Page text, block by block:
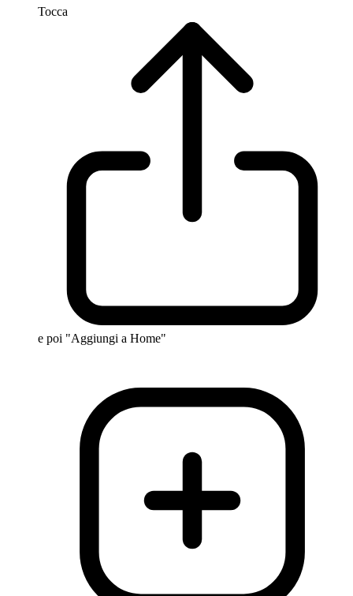
Tocca
e poi "Aggiungi a Home"